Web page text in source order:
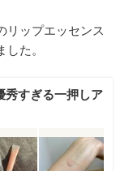
リップエッセンス
た。
秀すぎる一押しア